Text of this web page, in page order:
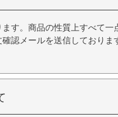
す。商品の性質上すべて一
認メールを送信しておりま